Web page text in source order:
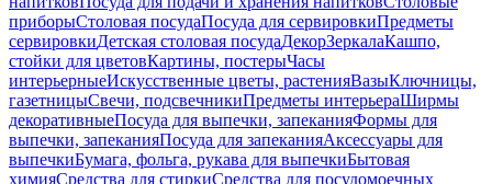
приборыСтоловая посудаПосуда для сервировкиПредметы
сервировкиДетская столовая посудаДекорЗеркалаКашпо,
стойки для цветовКартины, постерыЧасы
интерьерныеИскусственные цветы, растенияВазыКлючницы,
газетницыСвечи, подсвечникиПредметы интерьераШирмы
декоративныеПосуда для выпечки, запеканияФормы для
выпечки, запеканияПосуда для запеканияАксессуары для
выпечкиБумага, фольга, рукава для выпечкиБытовая
химияСредства для стиркиСредства для посудомоечных